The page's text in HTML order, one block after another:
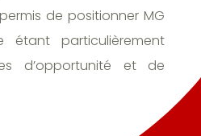
de positionner MG
étant particulièrement
d’opportunité et de